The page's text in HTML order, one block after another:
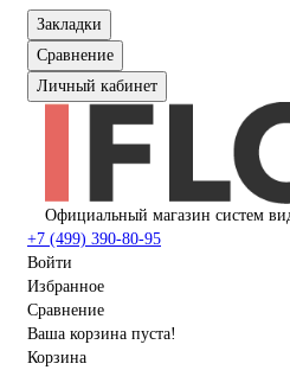
Закладки
Сравнение
Личный кабинет
Официальный магазин систем
+7 (499) 390-80-95
Войти
Избранное
Сравнение
Ваша корзина пуста!
Корзина